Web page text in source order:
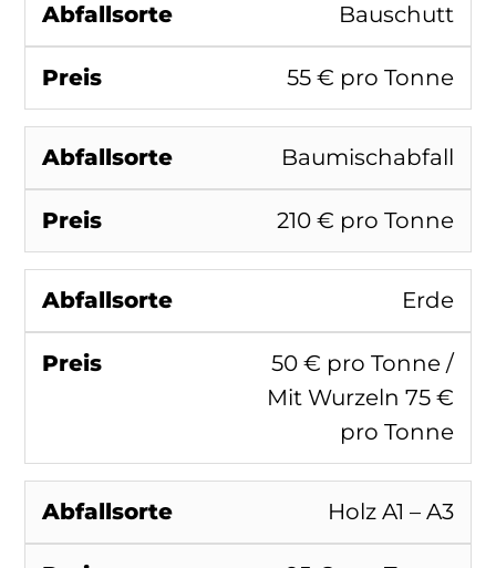
Bauschutt
55 € pro Tonne
Baumischabfall
210 € pro Tonne
Erde
50 € pro Tonne /
Mit Wurzeln 75 €
pro Tonne
Holz A1 – A3